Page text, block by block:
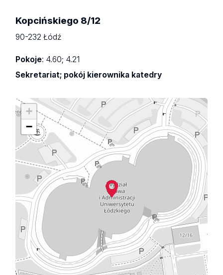
Kopcińskiego 8/12
90-232 Łódź
Pokoje: 4.60; 4.21
Sekretariat; pokój kierownika katedry
+
−